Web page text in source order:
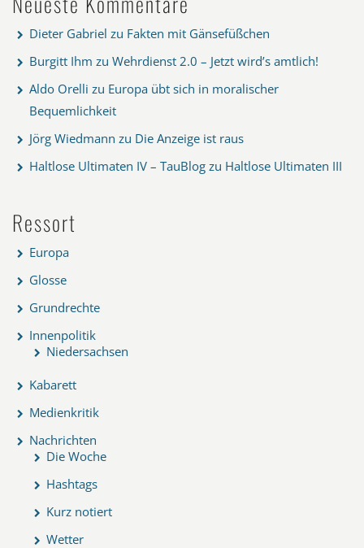
Dieter Gabriel zu Fakten mit Gänsefüßchen
Burgitt Ihm zu Wehrdienst 2.0 – Jetzt wird’s amtlich!
Aldo Orelli zu Europa übt sich in moralischer
Bequemlichkeit
Jörg Wiedmann zu Die Anzeige ist raus
Haltlose Ultimaten IV – TauBlog zu Haltlose Ultimaten III
Ressort
Europa
Glosse
Grundrechte
Innenpolitik
Niedersachsen
Kabarett
Medienkritik
Nachrichten
Die Woche
Hashtags
Kurz notiert
Wetter